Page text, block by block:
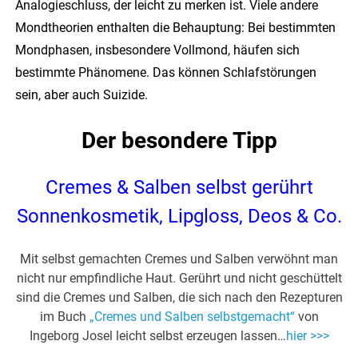
Analogieschluss, der leicht zu merken ist. Viele andere
Mondtheorien enthalten die Behauptung: Bei bestimmten
Mondphasen, insbesondere Vollmond, häufen sich
bestimmte Phänomene. Das können Schlafstörungen
sein, aber auch Suizide.
Der besondere Tipp
Cremes & Salben selbst gerührt
Sonnenkosmetik, Lipgloss, Deos & Co.
Mit selbst gemachten Cremes und Salben verwöhnt man
nicht nur empfindliche Haut. Gerührt und nicht geschüttelt
sind die Cremes und Salben, die sich nach den Rezepturen
im Buch „Cremes und Salben selbstgemacht“von
Ingeborg Josel leicht selbst erzeugen lassen…hier >>>